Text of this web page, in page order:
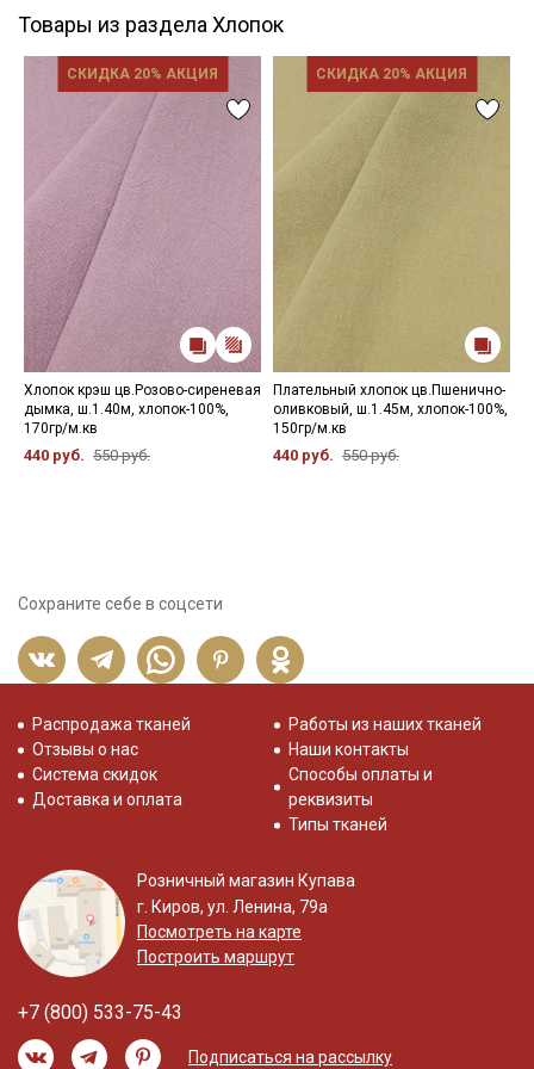
Товары из раздела Хлопок
СКИДКА 20% АКЦИЯ
Хлопок крэш цв.Розово-сиреневая
дымка, ш.1.40м, хлопок-100%,
170гр/м.кв
440 руб. 550 руб.
СКИДКА 20% АКЦИЯ
Плательный хлопок цв.Пшенично-
оливковый, ш.1.45м, хлопок-100%,
150гр/м.кв
440 руб. 550 руб.
Сохраните себе в соцсети
Распродажа тканей
Отзывы о нас
Система скидок
Доставка и оплата
Работы из наших тканей
Наши контакты
Способы оплаты и
реквизиты
Типы тканей
Розничный магазин Купава
г. Киров, ул. Ленина, 79а
Посмотреть на карте
Построить маршрут
+7 (800) 533-75-43
Подписаться на рассылку